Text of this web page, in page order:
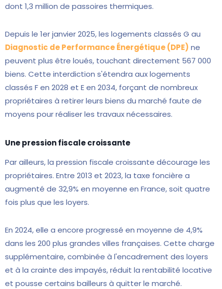
dont 1,3 million de passoires thermiques.
Depuis le 1er janvier 2025, les logements classés G au
Diagnostic de Performance Énergétique (DPE) ne
peuvent plus être loués, touchant directement 567 000
biens. Cette interdiction s'étendra aux logements
classés F en 2028 et E en 2034, forçant de nombreux
propriétaires à retirer leurs biens du marché faute de
moyens pour réaliser les travaux nécessaires.
Une pression fiscale croissante
Par ailleurs, la pression fiscale croissante décourage les
propriétaires. Entre 2013 et 2023, la taxe foncière a
augmenté de 32,9% en moyenne en France, soit quatre
fois plus que les loyers.
En 2024, elle a encore progressé en moyenne de 4,9%
dans les 200 plus grandes villes françaises. Cette charge
supplémentaire, combinée à l'encadrement des loyers
et à la crainte des impayés, réduit la rentabilité locative
et pousse certains bailleurs à quitter le marché.